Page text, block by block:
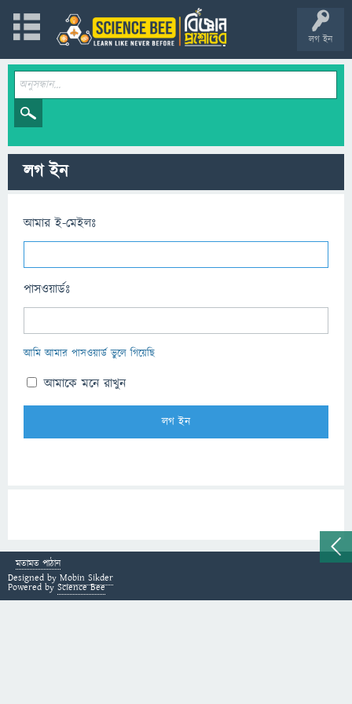
লগ ইন
লগ ইন
আমার ই-মেইলঃ
পাসওয়ার্ডঃ
আমি আমার পাসওয়ার্ড ভুলে গিয়েছি
আমাকে মনে রাখুন
মতামত পাঠান
Designed by Mobin Sikder
Powered by Science Bee